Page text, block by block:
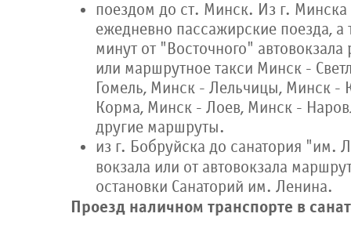
поездом до ст. Минск. Из г. Минска
ежедневно пассажирские поезда,
минут от "Восточного"
или маршрутное такси Минск -
Гомель, Минск - Лельчицы, Минск -
Корма, Минск - Лоев, Минск -
другие маршруты.
из г. Бобруйска до санатория "им.
вокзала или от автовокзала
остановки Санаторий им. Ленина.
Проезд наличном транспорте в